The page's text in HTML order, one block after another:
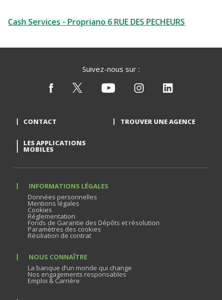
Cash Services - Propriano 6 RUE DES PECHEURS
Suivez-nous sur :
CONTACT TROUVER UNE AGENCE
LES APPLICATIONS
MOBILES
INFORMATIONS LÉGALES
Données personnelles
Mentions légales
Cookies
Réglementation
Fonds de Garantie des Dépôts et résolution
Paramètres des cookies
Résiliation de contrat
NOUS CONNAÎTRE
La banque d’un monde qui change
Nos engagements responsables
Emploi & Carrière